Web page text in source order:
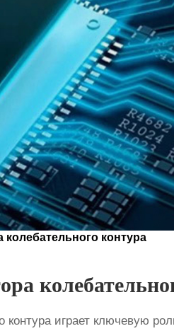
колебательного контура
контураиграет ключевую